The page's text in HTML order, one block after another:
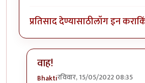
प्रतिसाद देण्यासाठीलॉग इन करा
वाह!
Bhaktiरविवार, 15/05/2022 08:35